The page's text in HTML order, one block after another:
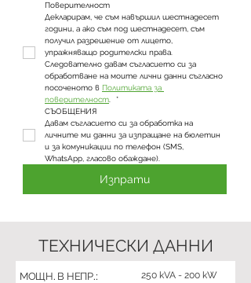
Поверителност
Декларирам, че съм навършил шестнадесет
години, а ако съм под шестнадесет, съм
получил разрешение от лицето,
упражняващо родителски права.
Следователно давам съгласието си за
обработване на моите лични данни съгласно
посоченото в Политиката за
поверителност
*
СЪОБЩЕНИЯ
Давам съгласието си за обработка на
личните ми данни за изпращане на бюлетин
и за комуникации по телефон (SMS,
WhatsApp, гласово обаждане).
Изпрати
ТЕХНИЧЕСКИ ДАННИ
МОЩН. В НЕПР.: 250 kVA - 200 kW